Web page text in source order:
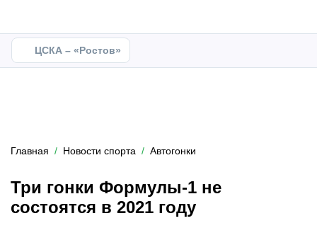
ЦСКА – «Ростов»
Главная Новости спорта Автогонки
Три гонки Формулы-1 не
состоятся в 2021 году